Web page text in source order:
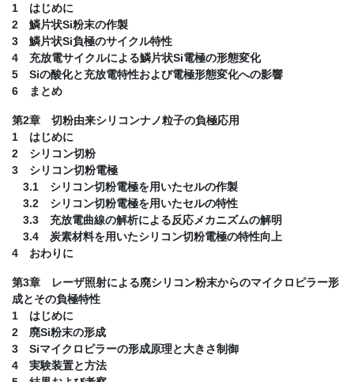
1 はじめに
2 鱗片状Si粉末の作製
3 鱗片状Si負極のサイクル特性
4 充放電サイクルによる鱗片状Si電極の形態変化
5 Siの酸化と充放電特性および電極形態変化への影響
6 まとめ
第2章 切粉由来シリコンナノ粒子の負極応用
1 はじめに
2 シリコン切粉
3 シリコン切粉電極
3.1 シリコン切粉電極を用いたセルの作製
3.2 シリコン切粉電極を用いたセルの特性
3.3 充放電曲線の解析による反応メカニズムの解明
3.4 炭素材料を用いたシリコン切粉電極の特性向上
4 おわりに
第3章 レーザ照射による廃シリコン粉末からのマイクロピラー形
成とその負極特性
1 はじめに
2 廃Si粉末の形成
3 Siマイクロピラーの形成原理と大きさ制御
4 実験装置と方法